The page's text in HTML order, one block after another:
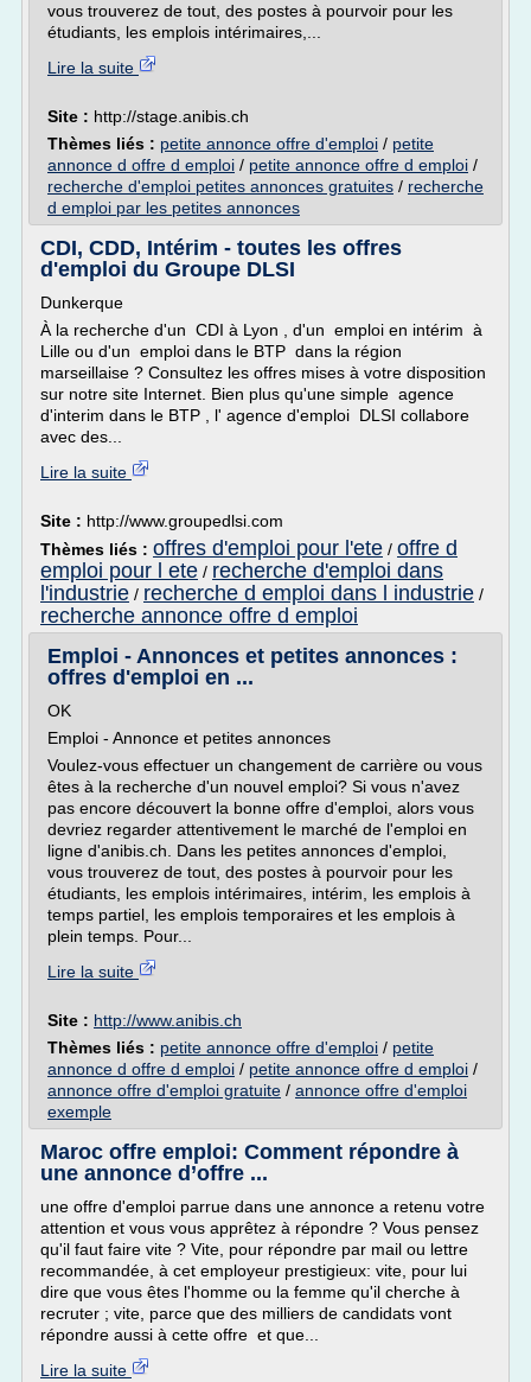
vous trouverez de tout, des postes à pourvoir pour les
étudiants, les emplois intérimaires,...
Lire la suite
Site : http://stage.anibis.ch
Thèmes liés : petite annonce offre d'emploi / petite
annonce d offre d emploi / petite annonce offre d emploi /
recherche d'emploi petites annonces gratuites / recherche
d emploi par les petites annonces
CDI, CDD, Intérim - toutes les offres
d'emploi du Groupe DLSI
Dunkerque
À la recherche d'un CDI à Lyon , d'un emploi en intérim à
Lille ou d'un emploi dans le BTP dans la région
marseillaise ? Consultez les offres mises à votre disposition
sur notre site Internet. Bien plus qu'une simple agence
d'interim dans le BTP , l' agence d'emploi DLSI collabore
avec des...
Lire la suite
Site : http://www.groupedlsi.com
Thèmes liés : offres d'emploi pour l'ete / offre d
emploi pour l ete / recherche d'emploi dans
l'industrie / recherche d emploi dans l industrie /
recherche annonce offre d emploi
Emploi - Annonces et petites annonces :
offres d'emploi en ...
OK
Emploi - Annonce et petites annonces
Voulez-vous effectuer un changement de carrière ou vous
êtes à la recherche d'un nouvel emploi? Si vous n'avez
pas encore découvert la bonne offre d'emploi, alors vous
devriez regarder attentivement le marché de l'emploi en
ligne d'anibis.ch. Dans les petites annonces d'emploi,
vous trouverez de tout, des postes à pourvoir pour les
étudiants, les emplois intérimaires, intérim, les emplois à
temps partiel, les emplois temporaires et les emplois à
plein temps. Pour...
Lire la suite
Site : http://www.anibis.ch
Thèmes liés : petite annonce offre d'emploi / petite
annonce d offre d emploi / petite annonce offre d emploi /
annonce offre d'emploi gratuite / annonce offre d'emploi
exemple
Maroc offre emploi: Comment répondre à
une annonce d’offre ...
une offre d'emploi parrue dans une annonce a retenu votre
attention et vous vous apprêtez à répondre ? Vous pensez
qu'il faut faire vite ? Vite, pour répondre par mail ou lettre
recommandée, à cet employeur prestigieux: vite, pour lui
dire que vous êtes l'homme ou la femme qu'il cherche à
recruter ; vite, parce que des milliers de candidats vont
répondre aussi à cette offre et que...
Lire la suite